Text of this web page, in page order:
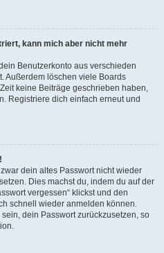
kann mich aber nicht mehr
Benutzerkonto aus verschieden
Außerdem löschen viele Boards
keine Beiträge geschrieben haben,
Registriere dich einfach erneut und
dein altes Passwort nicht wieder
Dies machst du, indem du auf der
vergessen“ klickst und den
schnell wieder anmelden können.
dein Passwort zurückzusetzen, so